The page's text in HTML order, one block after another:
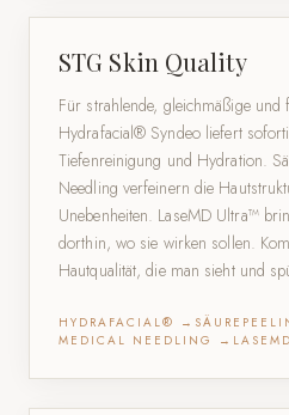
STG Skin Quality
Für strahlende, gleichmäßige
Hydrafacial® Syndeo liefert
Tiefenreinigung und Hydration.
Needling verfeinern die
Unebenheiten. LaseMD Ultra™
dorthin, wo sie wirken sollen.
Hautqualität, die man sieht und
HYDRAFACIAL® →
MEDICAL NEEDLING →